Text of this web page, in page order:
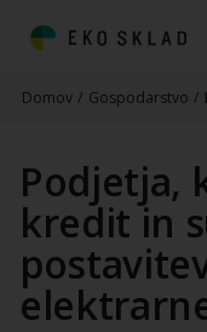
Domov / Gospodarstvo /
Podjetja,
kredit in